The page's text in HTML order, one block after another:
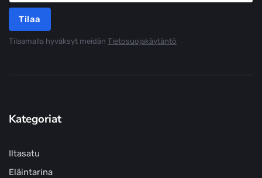
Tilaa
Tilaamalla hyväksyt meidän Tietosuojakäytäntö
Kategoriat
Iltasatu
Eläintarina